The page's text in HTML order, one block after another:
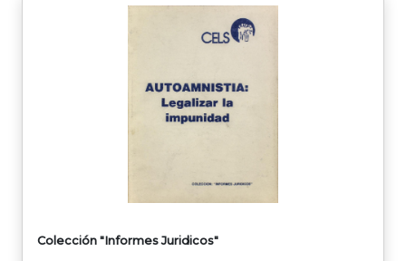
Colección "Informes Juridicos"